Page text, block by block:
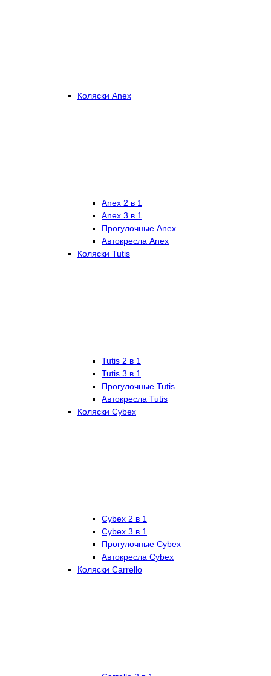
Коляски Anex
Anex 2 в 1
Anex 3 в 1
Прогулочные Anex
Автокресла Anex
Коляски Tutis
Tutis 2 в 1
Tutis 3 в 1
Прогулочные Tutis
Автокресла Tutis
Коляски Cybex
Cybex 2 в 1
Cybex 3 в 1
Прогулочные Cybex
Автокресла Cybex
Коляски Carrello